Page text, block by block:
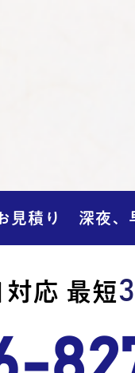
見積り 深夜、
対応 最短